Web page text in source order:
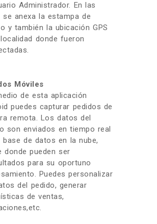
Administrador. En las
anexa la estampa de
y también la ubicación GPS
donde fueron
Móviles
de esta aplicación
puedes capturar pedidos de
remota. Los datos del
son enviados en tiempo real
base de datos en la nube,
donde pueden ser
para su oportuno
Puedes personalizar
del pedido, generar
de ventas,